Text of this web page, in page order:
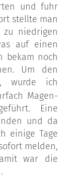
und fuhr
stellte man
niedrigen
auf einen
bekam noch
Um den
wurde ich
Magen-
Eine
und da
einige Tage
melden,
war die